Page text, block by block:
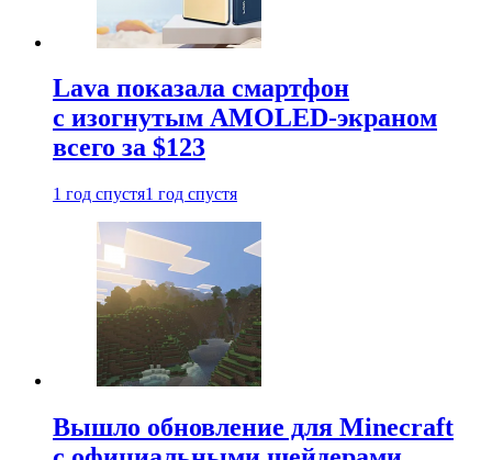
Lava показала смартфон
с изогнутым AMOLED-экраном
всего за $123
1 год спустя1 год спустя
Вышло обновление для Minecraft